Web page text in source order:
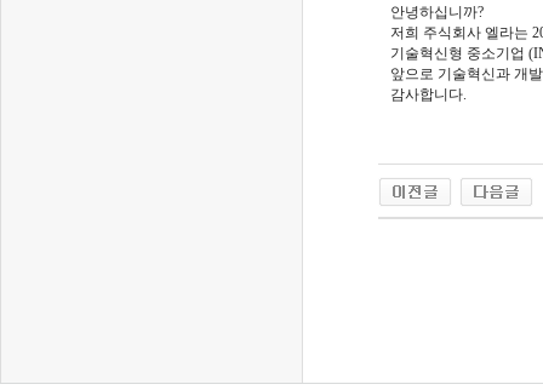
안녕하십니까?
저희 주식회사 엘라는
기술혁신형 중소기업
앞으로 기술혁신과 개
감사합니다.